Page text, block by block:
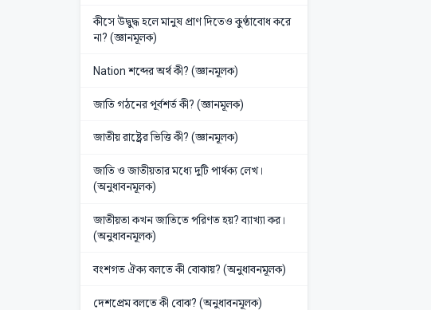
কীসে উদ্বুদ্ধ হলে মানুষ প্রাণ দিতেও কুণ্ঠাবোধ করে
না? (জ্ঞানমূলক)
Nation শব্দের অর্থ কী? (জ্ঞানমূলক)
জাতি গঠনের পূর্বশর্ত কী? (জ্ঞানমূলক)
জাতীয় রাষ্ট্রের ভিত্তি কী? (জ্ঞানমূলক)
জাতি ও জাতীয়তার মধ্যে দুটি পার্থক্য লেখ।
(অনুধাবনমূলক)
জাতীয়তা কখন জাতিতে পরিণত হয়? ব্যাখ্যা কর।
(অনুধাবনমূলক)
বংশগত ঐক্য বলতে কী বোঝায়? (অনুধাবনমূলক)
দেশপ্রেম বলতে কী বোঝ? (অনুধাবনমূলক)